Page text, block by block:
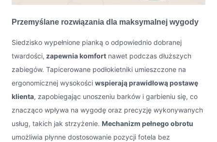
Przemyślane rozwiązania dla maksymalnej wygody
Siedzisko wypełnione pianką o odpowiednio dobranej
twardości, zapewnia komfort nawet podczas dłuższych
zabiegów. Tapicerowane podłokietniki umieszczone na
ergonomicznej wysokości wspierają prawidłową postawę
klienta, zapobiegając unoszeniu barków i garbieniu się, co
znacząco wpływa na wygodę oraz precyzję wykonywanych
usług, takich jak strzyżenie. Mechanizm pełnego obrotu
umożliwia płynne dostosowanie pozycji fotela bez